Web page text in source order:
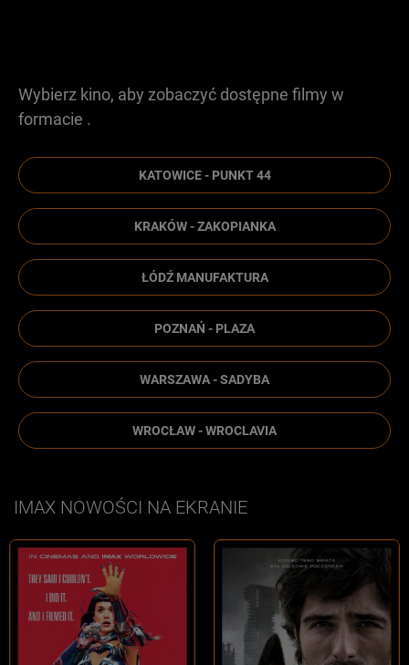
Wybierz kino, aby zobaczyć dostępne filmy w
formacie .
KATOWICE - PUNKT 44
KRAKÓW - ZAKOPIANKA
ŁÓDŹ MANUFAKTURA
POZNAŃ - PLAZA
WARSZAWA - SADYBA
WROCŁAW - WROCLAVIA
IMAX NOWOŚCI NA EKRANIE